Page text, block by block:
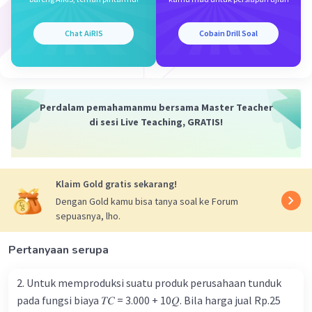
I1 = intensitas gelombang 1 (W/m2)
R2 = jarak gelombang 2 (m)
1. Menghitung Jarak Gempa dari Surabaya
Rgs = √(Rgm + Rms )
Rgs = √(0,3 2+ 0,4 2)
Rgs = √(0,09 + 0,16)
Rgs = √(0,25)
Rgs = 0,5 m
Igm/Igs = (Rgs/Rgm) 2
104/Igs = (0,5/0,3)2
Chat AiRIS Cobain Drill Soal
Perdalam pemahamanmu bersama Master Teacher
di sesi Live Teaching, GRATIS!
Klaim Gold gratis sekarang!
Dengan Gold kamu bisa tanya soal ke Forum
sepuasnya, lho.
Pertanyaan serupa
2. Untuk memproduksi suatu produk perusahaan tunduk
pada fungsi biaya 𝑇𝐶 = 3.000 + 10𝑄. Bila harga jual Rp.25